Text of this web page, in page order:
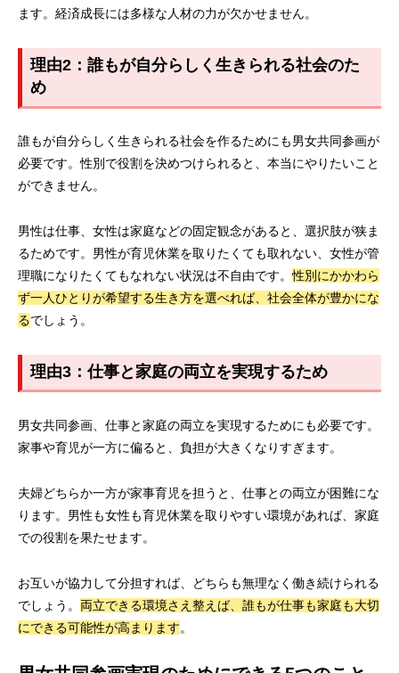
ます。経済成長には多様な人材の力が欠かせません。
理由2：誰もが自分らしく生きられる社会のた
め
誰もが自分らしく生きられる社会を作るためにも男女共同参画が
必要です。性別で役割を決めつけられると、本当にやりたいこと
ができません。
男性は仕事、女性は家庭などの固定観念があると、選択肢が狭ま
るためです。男性が育児休業を取りたくても取れない、女性が管
理職になりたくてもなれない状況は不自由です。性別にかかわら
ず一人ひとりが希望する生き方を選べれば、社会全体が豊かにな
るでしょう。
理由3：仕事と家庭の両立を実現するため
男女共同参画、仕事と家庭の両立を実現するためにも必要です。
家事や育児が一方に偏ると、負担が大きくなりすぎます。
夫婦どちらか一方が家事育児を担うと、仕事との両立が困難にな
ります。男性も女性も育児休業を取りやすい環境があれば、家庭
での役割を果たせます。
お互いが協力して分担すれば、どちらも無理なく働き続けられる
でしょう。 両立できる環境さえ整えば、誰もが仕事も家庭も大切
にできる可能性が高まります。